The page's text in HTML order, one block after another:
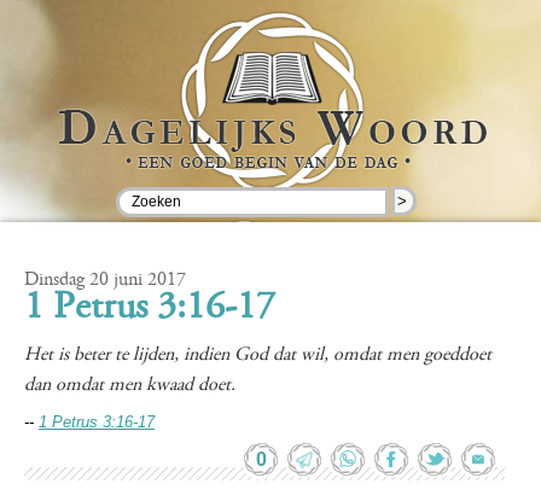
>
Dinsdag 20 juni 2017
1 Petrus 3:16-17
Het is beter te lijden, indien God dat wil, omdat men goeddoet
dan omdat men kwaad doet.
-- 1 Petrus 3:16-17
0